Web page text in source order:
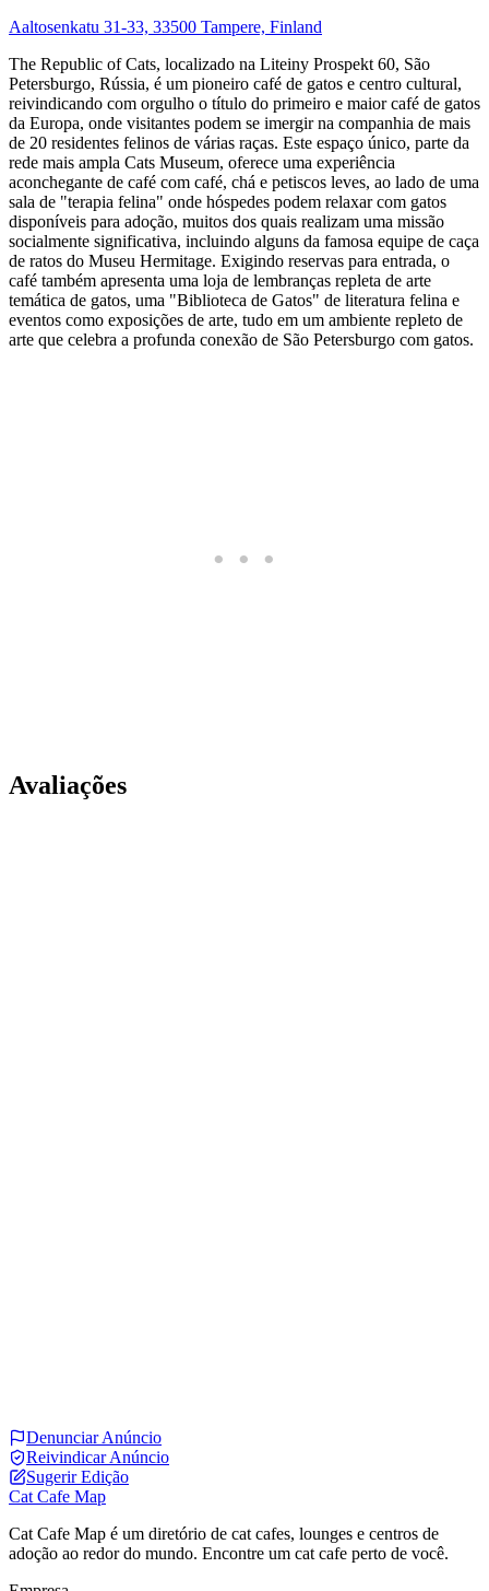
Aaltosenkatu 31-33, 33500 Tampere, Finland
The Republic of Cats, localizado na Liteiny Prospekt 60, São
Petersburgo, Rússia, é um pioneiro café de gatos e centro cultural,
reivindicando com orgulho o título do primeiro e maior café de gatos
da Europa, onde visitantes podem se imergir na companhia de mais
de 20 residentes felinos de várias raças. Este espaço único, parte da
rede mais ampla Cats Museum, oferece uma experiência
aconchegante de café com café, chá e petiscos leves, ao lado de uma
sala de "terapia felina" onde hóspedes podem relaxar com gatos
disponíveis para adoção, muitos dos quais realizam uma missão
socialmente significativa, incluindo alguns da famosa equipe de caça
de ratos do Museu Hermitage. Exigindo reservas para entrada, o
café também apresenta uma loja de lembranças repleta de arte
temática de gatos, uma "Biblioteca de Gatos" de literatura felina e
eventos como exposições de arte, tudo em um ambiente repleto de
arte que celebra a profunda conexão de São Petersburgo com gatos.
Avaliações
Denunciar Anúncio
Reivindicar Anúncio
Sugerir Edição
Cat Cafe Map
Cat Cafe Map é um diretório de cat cafes, lounges e centros de
adoção ao redor do mundo. Encontre um cat cafe perto de você.